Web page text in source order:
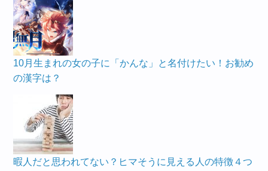
10月生まれの女の子に「かんな」と名付けたい！お勧め
の漢字は？
暇人だと思われてない？ヒマそうに見える人の特徴４つ